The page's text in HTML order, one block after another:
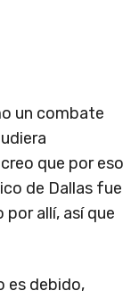
un combate
que por eso
de Dallas fue
allí, así que
es debido,